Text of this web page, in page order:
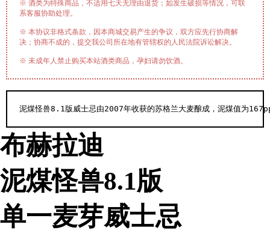
※ 酒类为特殊商品，不适用七天无理由退货；如发生破损等情况，可联
系客服协助处理。
※ 本协议非格式条款，因本商城交易产生的争议，双方应先行协商解
决；协商不成的，提交我公司所在地有管辖权的人民法院诉讼解决。
※ 未成年人禁止购买本站酒类商品，孕妇请勿饮酒。
泥煤怪兽8.1版威士忌由2007年收获的苏格兰大麦酿成，泥煤值为
布赫拉迪